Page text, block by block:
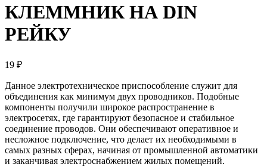
КЛЕММНИК НА DIN
РЕЙКУ
19 ₽
Данное электротехническое приспособление служит для
объединения как минимум двух проводников. Подобные
компоненты получили широкое распространение в
электросетях, где гарантируют безопасное и стабильное
соединение проводов. Они обеспечивают оперативное и
несложное подключение, что делает их необходимыми в
самых разных сферах, начиная от промышленной автоматики
и заканчивая электроснабжением жилых помещений.